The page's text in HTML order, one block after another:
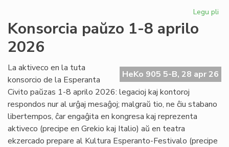
Legu pli
Konsorcia paŭzo 1-8 aprilo
2026
HeKo 905 5-B, 28 apr 26
La aktiveco en la tuta
konsorcio de la Esperanta
Civito paŭzas 1-8 aprilo 2026: legacioj kaj kontoroj
respondos nur al urĝaj mesaĝoj; malgraŭ tio, ne ĉiu stabano
libertempos, ĉar engaĝita en kongresa kaj reprezenta
aktiveco (precipe en Grekio kaj Italio) aŭ en teatra
ekzercado prepare al Kultura Esperanto-Festivalo (precipe